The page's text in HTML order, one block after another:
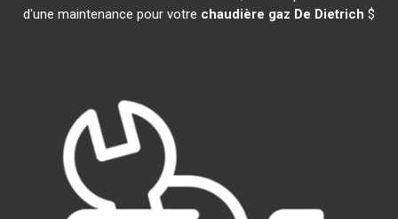
d'une maintenance pour votre chaudière gaz De Dietrich $